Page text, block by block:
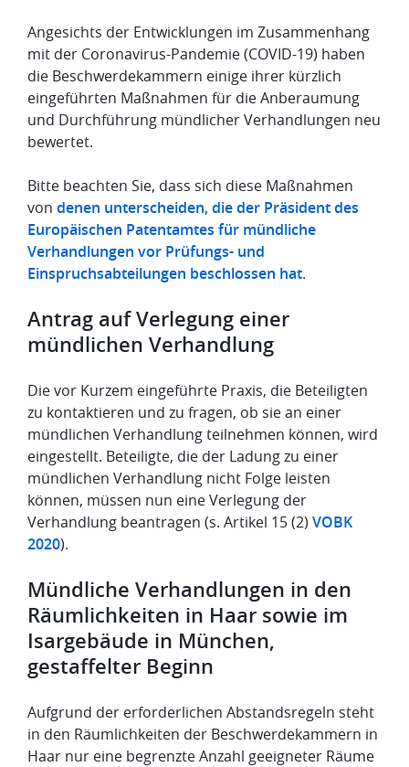
Angesichts der Entwicklungen im Zusammenhang
mit der Coronavirus-Pandemie (COVID-19) haben
die Beschwerdekammern einige ihrer kürzlich
eingeführten Maßnahmen für die Anberaumung
und Durchführung mündlicher Verhandlungen neu
bewertet.
Bitte beachten Sie, dass sich diese Maßnahmen
von denen unterscheiden, die der Präsident des
Europäischen Patentamtes für mündliche
Verhandlungen vor Prüfungs- und
Einspruchsabteilungen beschlossen hat.
Antrag auf Verlegung einer
mündlichen Verhandlung
Die vor Kurzem eingeführte Praxis, die Beteiligten
zu kontaktieren und zu fragen, ob sie an einer
mündlichen Verhandlung teilnehmen können, wird
eingestellt. Beteiligte, die der Ladung zu einer
mündlichen Verhandlung nicht Folge leisten
können, müssen nun eine Verlegung der
Verhandlung beantragen (s. Artikel 15 (2) VOBK
2020).
Mündliche Verhandlungen in den
Räumlichkeiten in Haar sowie im
Isargebäude in München,
gestaffelter Beginn
Aufgrund der erforderlichen Abstandsregeln steht
in den Räumlichkeiten der Beschwerdekammern in
Haar nur eine begrenzte Anzahl geeigneter Räume